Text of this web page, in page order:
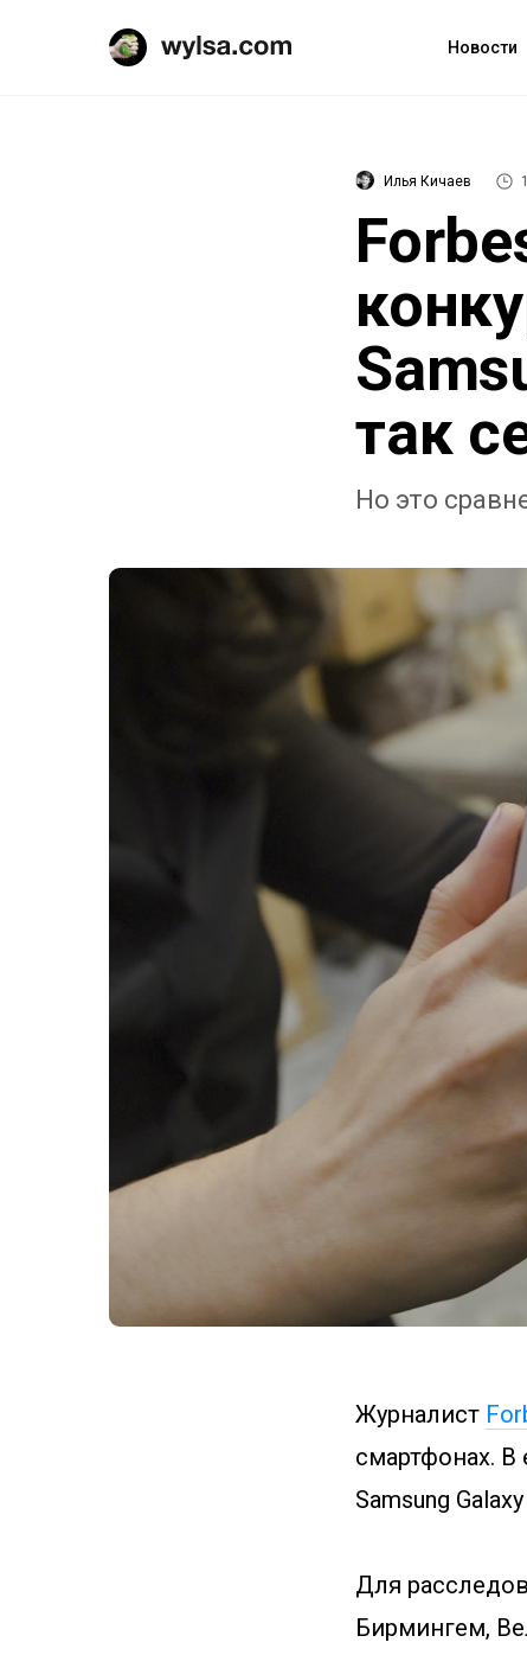
Новости
Илья Кичаев
так
Но это
Журналист
смартфонах. В
Samsung
Для
Бирмингем,